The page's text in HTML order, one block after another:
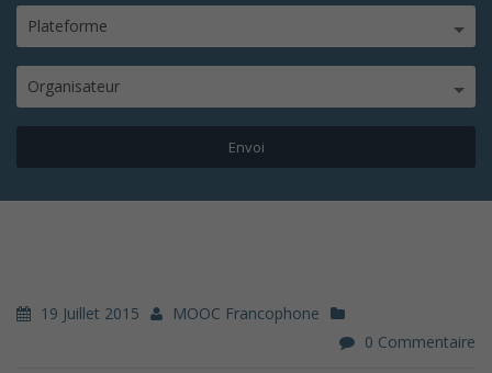
Plateforme
Organisateur
19 Juillet 2015
MOOC Francophone
0 Commentaire